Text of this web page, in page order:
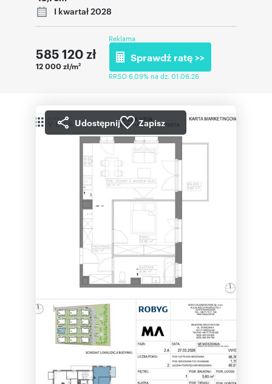
I kwartał 2028
585 120 zł
12 000 zł/m2
Reklama
Sprawdź ratę >>
RRSO 6,09% na dz. 01.06.26
Udostępnij Zapisz